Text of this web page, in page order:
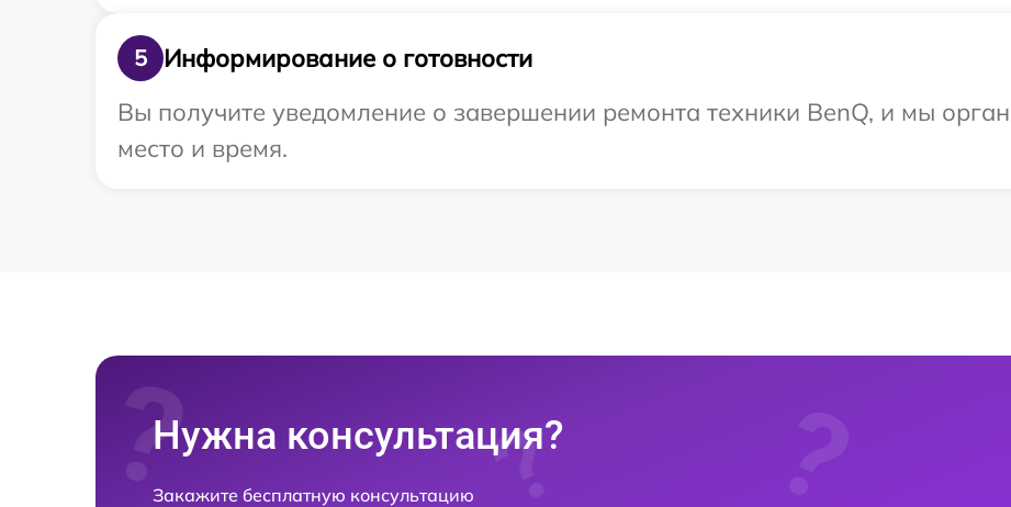
5
Информирование о готовности
Вы получите уведомление о завершении ремонта техники BenQ, и мы
место и время.
Нужна консультация?
Закажите бесплатную консультацию